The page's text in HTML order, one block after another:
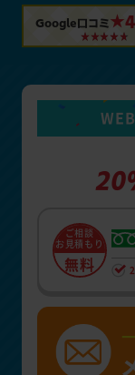
Google口コミ
ご相談
お見積もり
無料